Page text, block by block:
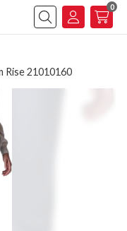
Buscar
0
Rise 21010160